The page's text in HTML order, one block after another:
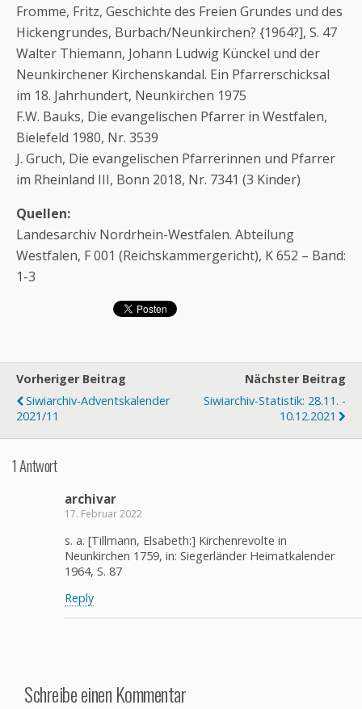
Fromme, Fritz, Geschichte des Freien Grundes und des
Hickengrundes, Burbach/Neunkirchen? {1964?], S. 47
Walter Thiemann, Johann Ludwig Künckel und der
Neunkirchener Kirchenskandal. Ein Pfarrerschicksal
im 18. Jahrhundert, Neunkirchen 1975
F.W. Bauks, Die evangelischen Pfarrer in Westfalen,
Bielefeld 1980, Nr. 3539
J. Gruch, Die evangelischen Pfarrerinnen und Pfarrer
im Rheinland III, Bonn 2018, Nr. 7341 (3 Kinder)
Quellen:
Landesarchiv Nordrhein-Westfalen. Abteilung
Westfalen, F 001 (Reichskammergericht), K 652 – Band:
1-3
Vorheriger Beitrag
Siwiarchiv-Adventskalender
2021/11
Nächster Beitrag
Siwiarchiv-Statistik: 28.11. -
10.12.2021
1 Antwort
archivar
17. Februar 2022
s. a. [Tillmann, Elsabeth:] Kirchenrevolte in
Neunkirchen 1759, in: Siegerländer Heimatkalender
1964, S. 87
Reply
Schreibe einen Kommentar